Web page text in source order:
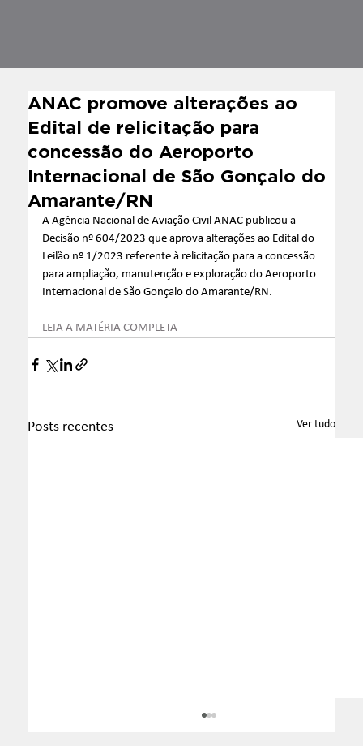
ANAC promove alterações ao
Edital de relicitação para
concessão do Aeroporto
Internacional de São Gonçalo do
Amarante/RN
A Agência Nacional de Aviação Civil ANAC publicou a
Decisão nº 604/2023 que aprova alterações ao Edital do
Leilão nº 1/2023 referente à relicitação para a concessão
para ampliação, manutenção e exploração do Aeroporto
Internacional de São Gonçalo do Amarante/RN.
LEIA A MATÉRIA COMPLETA
Posts recentes Ver tudo